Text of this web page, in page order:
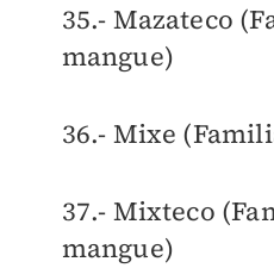
35.- Mazateco
mangue)
36.- Mixe
37.- Mixteco
mangue)